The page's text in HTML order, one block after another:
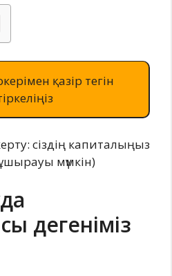
қазір тегін
сіздің капиталыңыз
мүмкін)
дегеніміз